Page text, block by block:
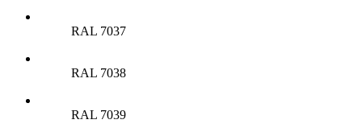
RAL 7037
RAL 7038
RAL 7039